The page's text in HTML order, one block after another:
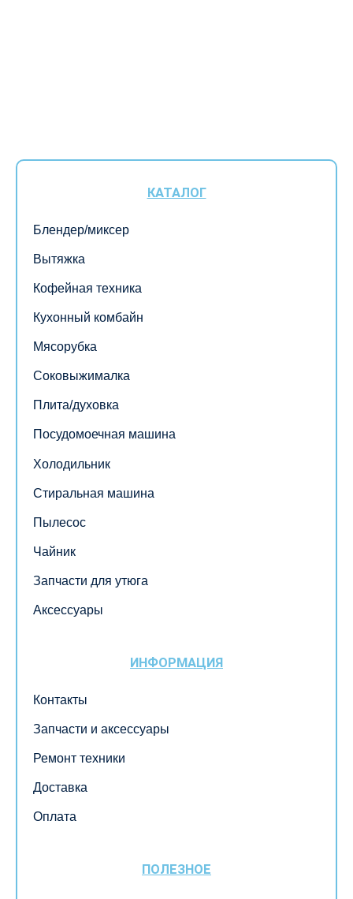
КАТАЛОГ
Блендер/миксер
Вытяжка
Кофейная техника
Кухонный комбайн
Мясорубка
Соковыжималка
Плита/духовка
Посудомоечная машина
Холодильник
Стиральная машина
Пылесос
Чайник
Запчасти для утюга
Аксессуары
ИНФОРМАЦИЯ
Контакты
Запчасти и аксессуары
Ремонт техники
Доставка
Оплата
ПОЛЕЗНОЕ